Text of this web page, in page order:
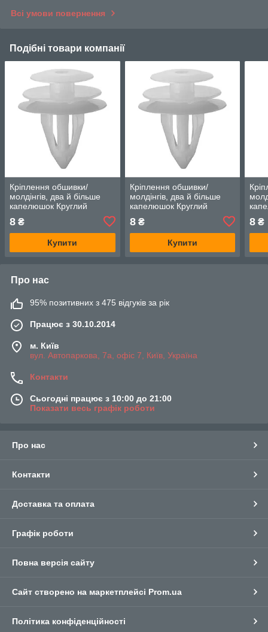
Всі умови повернення
Подібні товари компанії
Кріплення обшивки/
молдінгів, два й більше
капелюшок Круглий
8 ₴
Купити
Кріплення обшивки/
молдінгів, два й більше
капелюшок Круглий
8₴
Купити
8 ₴
Про нас
95% позитивних з 475 відгуків за рік
Працює з 30.10.2014
м. Київ
вул. Автопаркова, 7а, офіс 7, Київ, Україна
Контакти
Сьогодні працює з 10:00 до 21:00
Показати весь графік роботи
Про нас
Контакти
Доставка та оплата
Графік роботи
Повна версія сайту
Сайт створено на маркетплейсі Prom.ua
Політика конфіденційності